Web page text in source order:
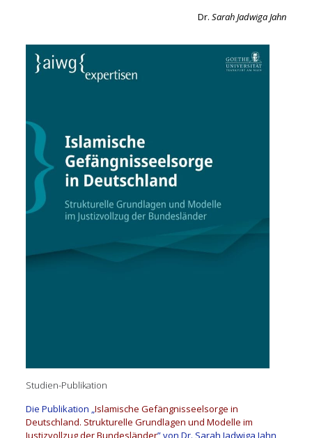
Dr.Sarah Jadwiga Jahn
Studien-Publikation
Die Publikation „Islamische Gefängnisseelsorge in
Deutschland. Strukturelle Grundlagen und Modelle im
Justizvollzug der Bundesländer” von Dr. Sarah Jadwiga Jahn